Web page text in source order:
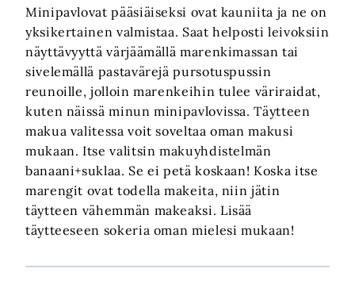
Minipavlovat pääsiäiseksi ovat kauniita ja ne on
yksikertainen valmistaa. Saat helposti leivoksiin
näyttävyyttä värjäämällä marenkimassan tai
sivelemällä pastavärejä pursotuspussin
reunoille, jolloin marenkeihin tulee väriraidat,
kuten näissä minun minipavlovissa. Täytteen
makua valitessa voit soveltaa oman makusi
mukaan. Itse valitsin makuyhdistelmän
banaani+suklaa. Se ei petä koskaan! Koska itse
marengit ovat todella makeita, niin jätin
täytteen vähemmän makeaksi. Lisää
täytteeseen sokeria oman mielesi mukaan!